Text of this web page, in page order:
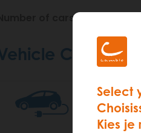
Select
Kies je
Number of cars at this
Classes
S e-